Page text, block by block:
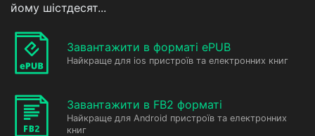
йому шістдесят...
Завантажити в форматі ePUB
Найкраще для ios пристроїв та електронних книг
Завантажити в FB2 форматі
Найкраще для Android пристроїв та електронних
книг